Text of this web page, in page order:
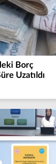
Borç
Uzatıldı